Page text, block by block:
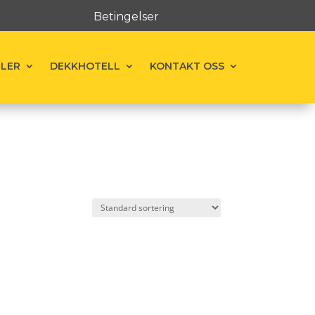
Betingelser
DEKKHOTELL KONTAKT OSS